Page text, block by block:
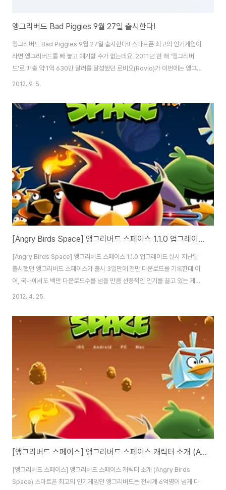
앵그리버드 Bad Piggies 9월 27일 출시한다!
앵그리버드 Bad Piggies 9월 27일 출시한다!! 스마트폰 최고의 인기게임이
라면 앵그리버드를 빼 놓고 얘기할 수가 없는데요. 2011년 한 해 '앵그리버
드'로 매출 약 1억 630만 달러를 달성했던 로비오(Rovio)가 이번에는 앵그리
버드의 '돼지'버전을 출시합니다. 정확한 게임명은 'Bad Piggies'입니다.
스페이스의 후속작으로 그동안 악역으로 등장했던 녹색돼지들의 시선으로 진
행되는 게임입니다. 즉 앵그리버드의 대체현실 버전으로 생각하시면 되는데요.
기존 앵그리버드 시리즈와 전혀 다른 게임으로 제공될 예정이라고 합니다.
'Bad Piggies'의 출시는 9월 27일 안드로이드, 아이폰/아이패드(iOS), ..
2012. 9. 5.
[Angry Birds Space] 앵그리버드 스페이스 1.1.0 업그레이드 실시
[Angry Birds Space] 앵그리버드 스페이스 1.1.0 업그레이드 실시 지난달
출시했던 앵그리버드 스페이스가 출시 3일만에 천만 다운로드를 기록한데 이
어, 국내에서도 백만 다운로드수를 넘을 만큼 선풍적인 인기를 끌고 있는 게임
입니다. 특히 앵그리버드는 앵그리버드, 앵그리버드 시즌, 앵그리버드 리오 등
장으로 한번 구매하면 후회없이 즐길 수 있다는 것이 마음에 드는데요. 앵그리
버드 스페이스가 오늘 1.1.0으로 업데이트되었습니다. 이번 업데이트에서 가장
큰 변화는 "Fry Me To The Moon" 이라는 새로운 맵이 열렸다는 겁니다.
새로운 맵은 총 10개의 스테이지로 구성되어 있습니다. 또한 "Fry Me To
2012. 4. 25.
[앵그리버드 스페이스] 앵그리버드 스페이스 캐릭터 소개 (Angry Birds Space)
[앵그리버드 스페이스] 앵그리버드 스페이스 캐릭터 소개 (Angry Birds
Space) 스마트폰 최고의 인기게임인 앵그리버드는 전세계 6억명이 넘게 다